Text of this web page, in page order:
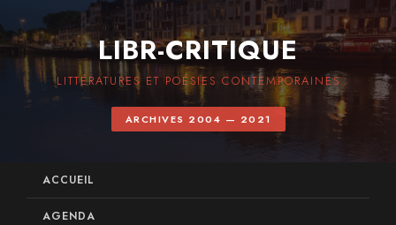
LIBR-CRITIQUE
LITTÉRATURES ET POÉSIES CONTEMPORAINES
ARCHIVES 2004 — 2021
ACCUEIL
AGENDA